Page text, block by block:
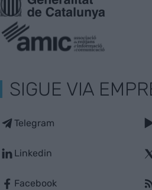
SIGUE VIA
Telegram
Linkedin
Facebook